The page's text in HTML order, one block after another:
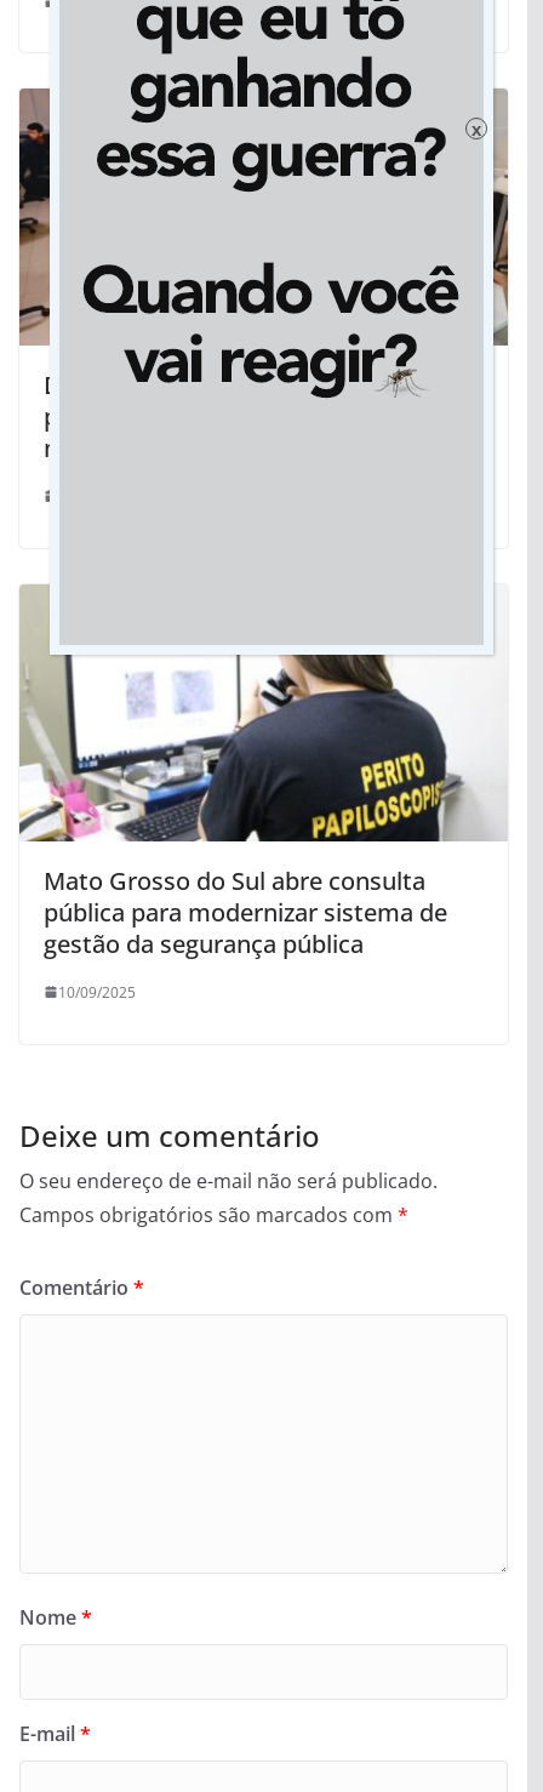
Descubra se seu filho está preparado
para profissões que vão dominar o
mercado
Mato Grosso do Sul abre consulta
pública para modernizar sistema de
gestão da segurança pública
10/09/2025
Deixe um comentário
O seu endereço de e-mail não será publicado.
Campos obrigatórios são marcados com *
Comentário *
Nome*
E-mail*
x